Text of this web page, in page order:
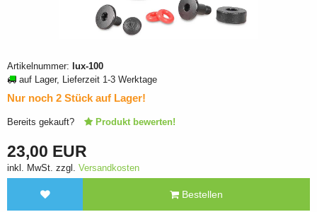
Artikelnummer: lux-100
auf Lager, Lieferzeit 1-3 Werktage
Nur noch 2 Stück auf Lager!
Bereits gekauft? Produkt bewerten!
23,00 EUR
inkl. MwSt. zzgl. Versandkosten
Bestellen